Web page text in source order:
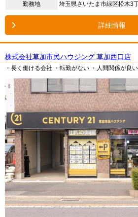
勤務地
埼玉県さいたま市緑区松木3
詳細情報
株式会社草加市民ハウジング 草加西口店
・長く働ける会社 ・転勤がない ・人間関係が良い